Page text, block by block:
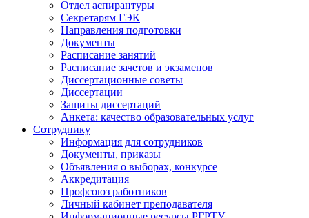
Отдел аспирантуры
Секретарям ГЭК
Направления подготовки
Документы
Расписание занятий
Расписание зачетов и экзаменов
Диссертационные советы
Диссертации
Защиты диссертаций
Анкета: качество образовательных услуг
Сотруднику
Информация для сотрудников
Документы, приказы
Объявления о выборах, конкурсе
Аккредитация
Профсоюз работников
Личный кабинет преподавателя